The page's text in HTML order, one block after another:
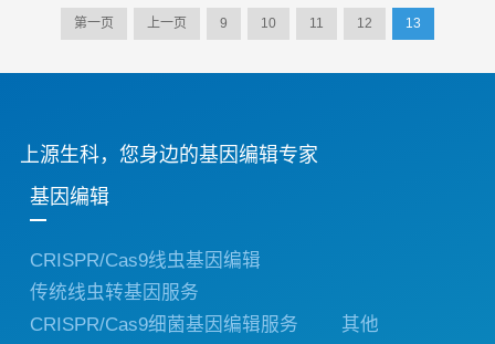
第一页 上一页 9 10 11 12 13
上源生科，您身边的基因编辑专家
基因编辑
CRISPR/Cas9线虫基因编辑
传统线虫转基因服务
CRISPR/Cas9细菌基因编辑服务
其他